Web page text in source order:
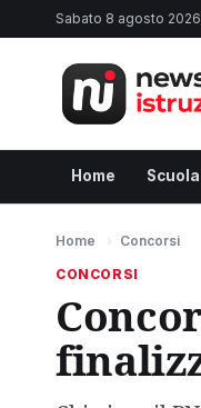
Sabato 8 agosto 2026
Home Scuola
Home › Concorsi
CONCORSI